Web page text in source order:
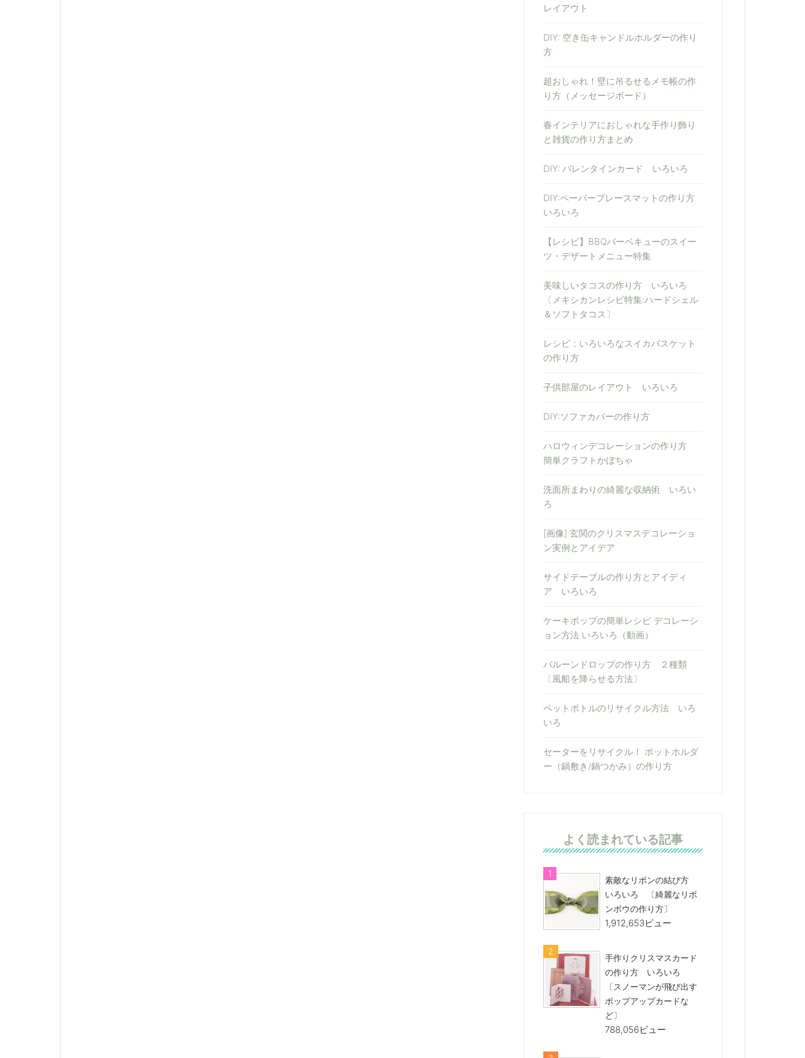
レイアウト
DIY: 空き缶キャンドルホルダーの作り
方
超おしゃれ！壁に吊るせるメモ帳の作
り方（メッセージボード）
春インテリアにおしゃれな手作り飾り
と雑貨の作り方まとめ
DIY: バレンタインカード いろいろ
DIY:ペーパープレースマットの作り方
いろいろ
【レシピ】BBQバーベキューのスイー
ツ・デザートメニュー特集
美味しいタコスの作り方 いろいろ
〔メキシカンレシピ特集:ハードシェル
＆ソフトタコス〕
レシピ：いろいろなスイカバスケット
の作り方
子供部屋のレイアウト いろいろ
DIY:ソファカバーの作り方
ハロウィンデコレーションの作り方
簡単クラフトかぼちゃ
洗面所まわりの綺麗な収納術 いろい
ろ
[画像] 玄関のクリスマスデコレーショ
ン実例とアイデア
サイドテーブルの作り方とアイディ
ア いろいろ
ケーキポップの簡単レシピ デコレーシ
ョン方法 いろいろ（動画）
バルーンドロップの作り方 ２種類
〔風船を降らせる方法〕
ペットボトルのリサイクル方法 いろ
いろ
セーターをリサイクル！ ポットホルダ
ー（鍋敷き/鍋つかみ）の作り方
よく読まれている記事
素敵なリボンの結び方
いろいろ 〔綺麗なリボ
ンボウの作り方〕
1,912,653ビュー
手作りクリスマスカード
の作り方 いろいろ
〔スノーマンが飛び出す
ポップアップカードな
ど〕
788,056ビュー